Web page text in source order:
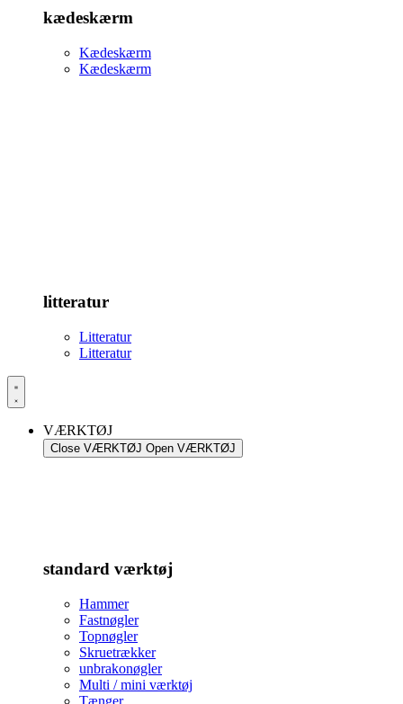
kædeskærm
Kædeskærm
Kædeskærm
litteratur
Litteratur
Litteratur
VÆRKTØJ
Close VÆRKTØJ Open VÆRKTØJ
standard værktøj
Hammer
Fastnøgler
Topnøgler
Skruetrækker
unbrakonøgler
Multi / mini værktøj
Tænger